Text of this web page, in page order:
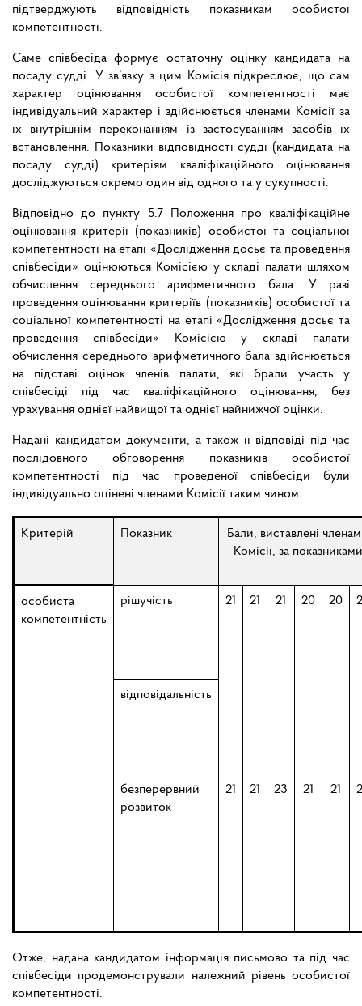
підтверджують відповідність показникам особистої
компетентності.
Саме співбесіда формує остаточну оцінку кандидата на
посаду судді. У зв’язку з цим Комісія підкреслює, що сам
характер оцінювання особистої компетентності має
індивідуальний характер і здійснюється членами Комісії за
їх внутрішнім переконанням із застосуванням засобів їх
встановлення. Показники відповідності судді (кандидата на
посаду судді) критеріям кваліфікаційного оцінювання
досліджуються окремо один від одного та у сукупності.
Відповідно до пункту 5.7 Положення про кваліфікаційне
оцінювання критерії (показників) особистої та соціальної
компетентності на етапі «Дослідження досьє та проведення
співбесіди» оцінюються Комісією у складі палати шляхом
обчислення середнього арифметичного бала. У разі
проведення оцінювання критеріїв (показників) особистої та
соціальної компетентності на етапі «Дослідження досьє та
проведення співбесіди» Комісією у складі палати
обчислення середнього арифметичного бала здійснюється
на підставі оцінок членів палати, які брали участь у
співбесіді під час кваліфікаційного оцінювання, без
урахування однієї найвищої та однієї найнижчої оцінки.
Надані кандидатом документи, а також її відповіді під час
послідовного обговорення показників особистої
компетентності під час проведеної співбесіди були
індивідуально оцінені членами Комісії таким чином:
Критерій Показник
Бали, виставлені
Комісії, за показниками
особиста
компетентність
рішучість 21 21 21 20 20
відповідальність
безперервний
розвиток
21 21 23 21 21
Отже, надана кандидатом інформація письмово та під час
співбесіди продемонстрували належний рівень особистої
компетентності.